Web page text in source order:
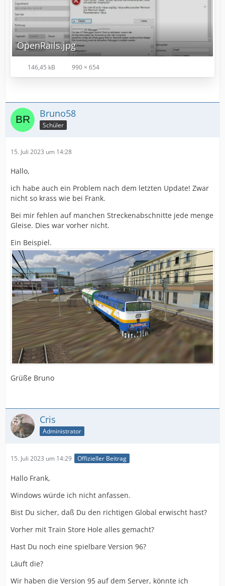
OpenRails.jpg
146,45 kB 990 × 654
Bruno58
Schüler
15. Juli 2023 um 14:28
Hallo,
ich habe auch ein Problem nach dem letzten Update! Zwar
nicht so krass wie bei Frank.
Bei mir fehlen auf manchen Streckenabschnitte jede menge
Gleise. Dies war vorher nicht.
Ein Beispiel.
Grüße Bruno
Cris
Administrator
15. Juli 2023 um 14:29 Offizieller Beitrag
Hallo Frank,
Windows würde ich nicht anfassen.
Bist Du sicher, daß Du den richtigen Global erwischt hast?
Vorher mit Train Store Hole alles gemacht?
Hast Du noch eine spielbare Version 96?
Läuft die?
Wir haben die Version 95 auf dem Server, könnte ich